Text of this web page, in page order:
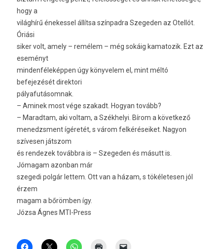
hogy a
világhírű énekessel állítsa színpadra Szegeden az Otellót.
Óriási
siker volt, amely – remélem – még sokáig kamatozik. Ezt az
eseményt
mindenféleképpen úgy könyvelem el, mint méltó
befejezését direktori
pályafutásomnak.
– Aminek most vége szakadt. Hogyan tovább?
– Maradtam, aki voltam, a Székhelyi. Bírom a következő
menedzsment ígéretét, s várom felkéréseiket. Nagyon
szívesen játszom
és rendezek továbbra is – Szegeden és másutt is.
Jómagam azonban már
szegedi polgár lettem. Ott van a házam, s tökéletesen jól
érzem
magam a bőrömben így.
Józsa Ágnes MTI-Press